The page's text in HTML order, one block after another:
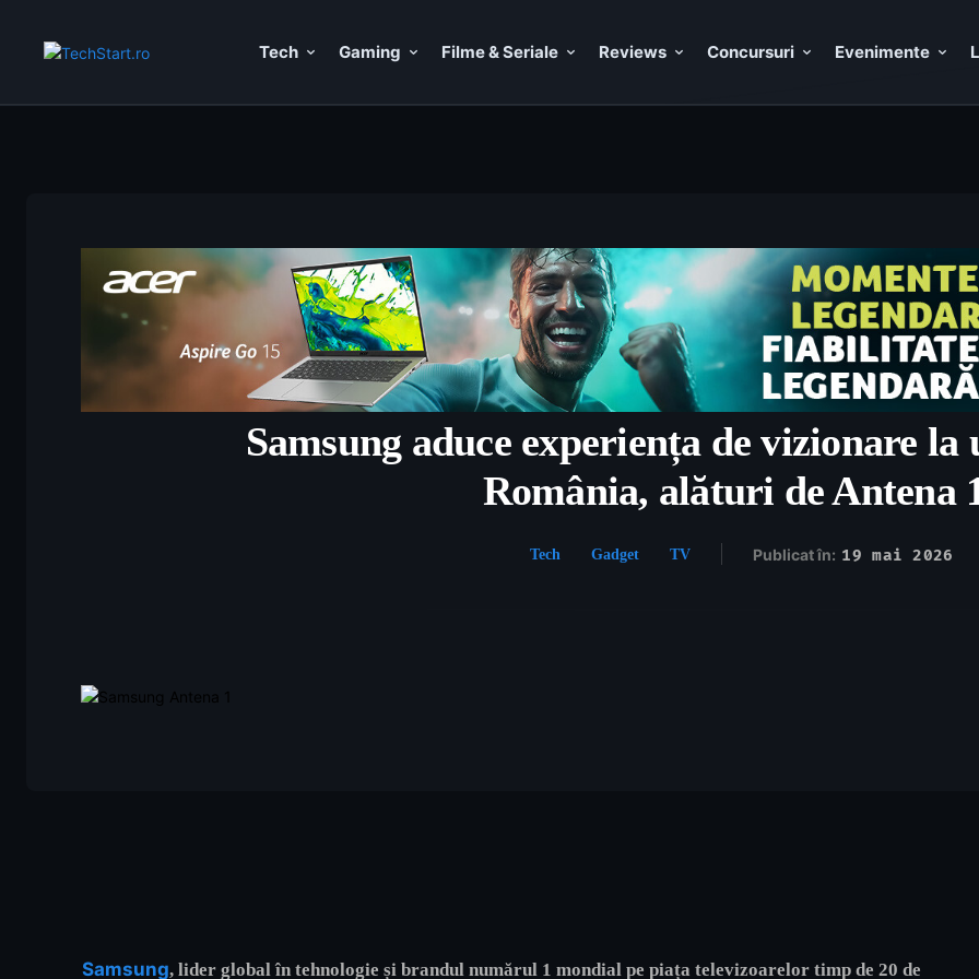
Tech Gaming Filme & Seriale Reviews Concursuri Evenimente
Samsung aduce experiența de vizionare
România, alături de Antena
Tech Gadget TV Publicat în: 19 mai 2026
Samsung, lider global în tehnologie și brandul numărul 1 mondial pe piața televizoarelor timp de 20 de